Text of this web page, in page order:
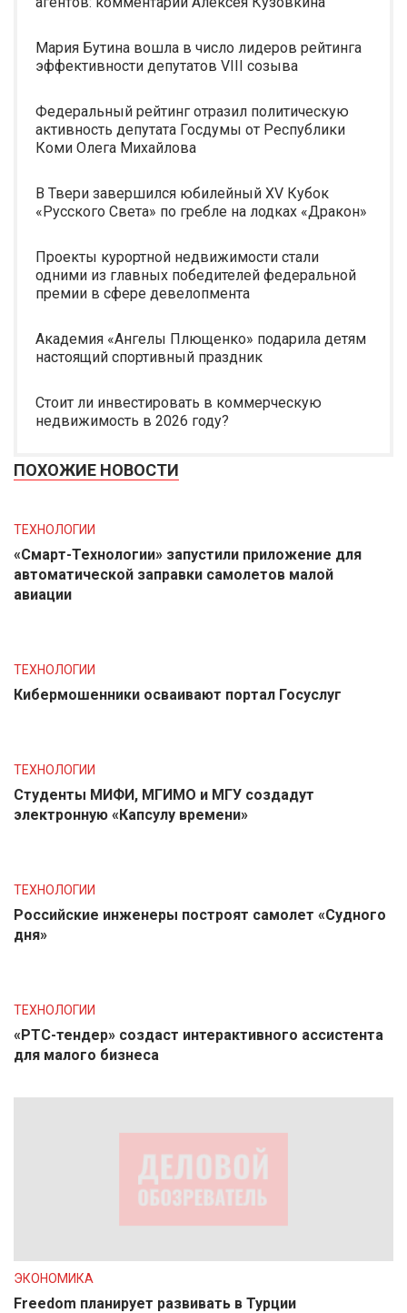
Мария Бутина вошла в число лидеров рейтинга
эффективности депутатов VIII созыва
Федеральный рейтинг отразил политическую
активность депутата Госдумы от Республики
Коми Олега Михайлова
В Твери завершился юбилейный XV Кубок
«Русского Света» по гребле на лодках «Дракон»
Проекты курортной недвижимости стали
одними из главных победителей федеральной
премии в сфере девелопмента
Академия «Ангелы Плющенко» подарила детям
настоящий спортивный праздник
Стоит ли инвестировать в коммерческую
недвижимость в 2026 году?
ПОХОЖИЕ НОВОСТИ
ТЕХНОЛОГИИ
«Смарт-Технологии» запустили приложение для
автоматической заправки самолетов малой
авиации
ТЕХНОЛОГИИ
Кибермошенники осваивают портал Госуслуг
ТЕХНОЛОГИИ
Студенты МИФИ, МГИМО и МГУ создадут
электронную «Капсулу времени»
ТЕХНОЛОГИИ
Российские инженеры построят самолет «Судного
дня»
ТЕХНОЛОГИИ
«РТС-тендер» создаст интерактивного ассистента
для малого бизнеса
ЭКОНОМИКА
Freedom планирует развивать в Турции